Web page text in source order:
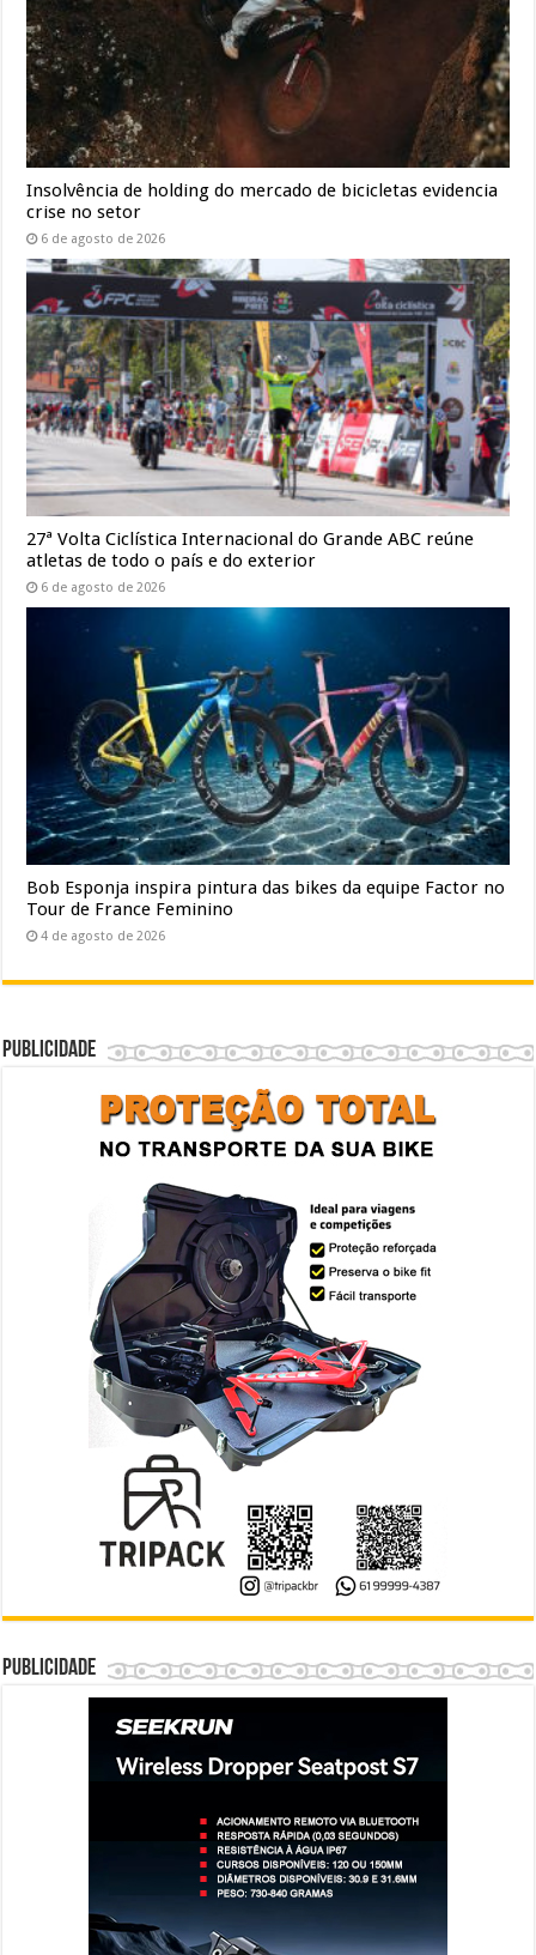
Insolvência de holding do mercado de bicicletas evidencia
crise no setor
6 de agosto de 2026
27ª Volta Ciclística Internacional do Grande ABC reúne
atletas de todo o país e do exterior
6 de agosto de 2026
Bob Esponja inspira pintura das bikes da equipe Factor no
Tour de France Feminino
4 de agosto de 2026
Publicidade
Publicidade